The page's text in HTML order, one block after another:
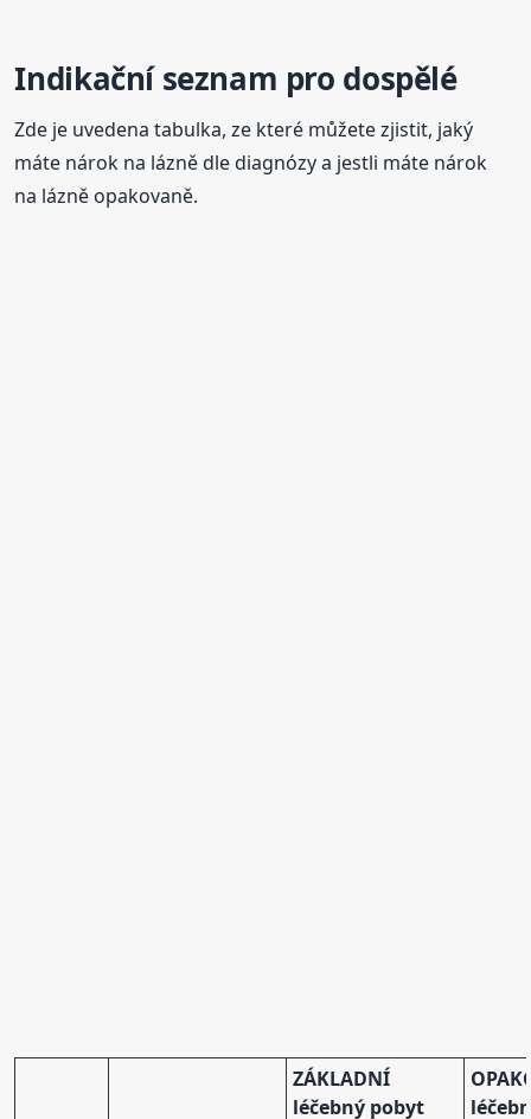
Indikační seznam pro dospělé
Zde je uvedena tabulka, ze které můžete zjistit, jaký
máte nárok na lázně dle diagnózy a jestli máte nárok
na lázně opakovaně.
ZÁKLADNÍ
léčebný pobyt